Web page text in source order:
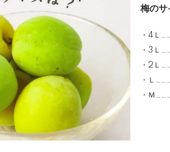
梅のサ
・4Ｌ
・3Ｌ
・2Ｌ
・Ｌ
・Ｍ